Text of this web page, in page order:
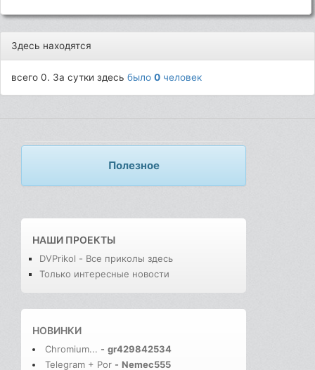
Здесь находятся
всего 0. За сутки здесьбыло0 человек
Полезное
НАШИ ПРОЕКТЫ
DVPrikol - Все приколы здесь
Только интересные новости
НОВИНКИ
Chromium... - gr429842534
Telegram + Por - Nemec555